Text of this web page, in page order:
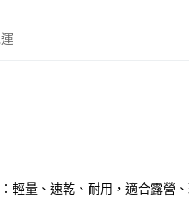
輕量、速乾、耐用，適合露營